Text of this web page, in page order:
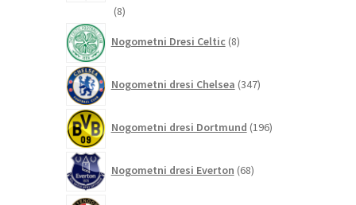
88
Nogometni Dresi Celtic 8izdelkov
Nogometni dresi Chelsea 347izdelkov
Nogometni dresi Dortmund 196izdelkov
Nogometni dresi Everton 68izdelkov